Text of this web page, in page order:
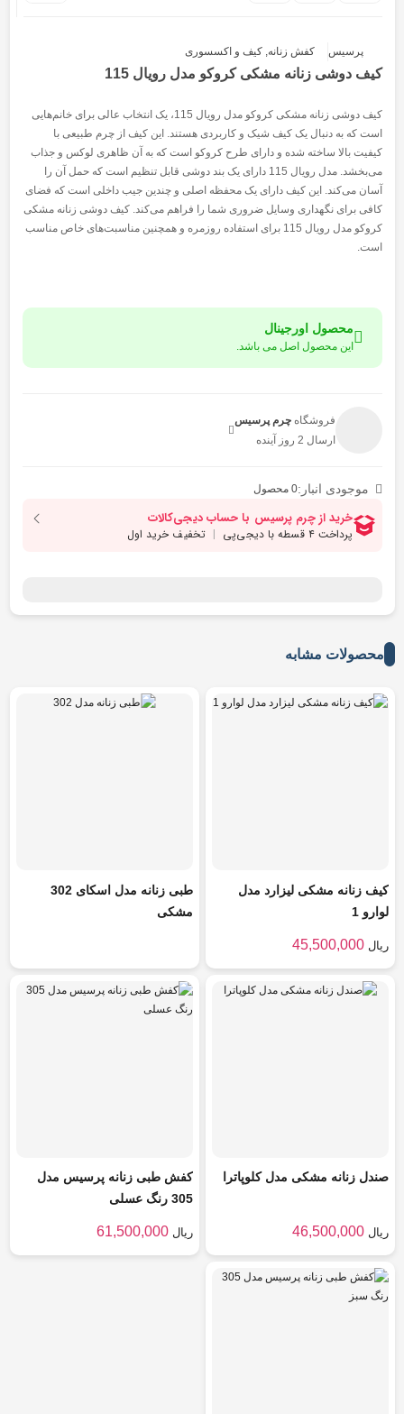
پرسیس کفش زنانه,کیف و اکسسوری
کیف دوشی زنانه مشکی کروکو مدل رویال 115
کیف دوشی زنانه مشکی کروکو مدل رویال 115، یک انتخاب عالی برای خانم‌هایی
است که به دنبال یک کیف شیک و کاربردی هستند. این کیف از چرم طبیعی با
کیفیت بالا ساخته شده و دارای طرح کروکو است که به آن ظاهری لوکس و جذاب
می‌بخشد. مدل رویال 115 دارای یک بند دوشی قابل تنظیم است که حمل آن را
آسان می‌کند. این کیف دارای یک محفظه اصلی و چندین جیب داخلی است که فضای
کافی برای نگهداری وسایل ضروری شما را فراهم می‌کند. کیف دوشی زنانه مشکی
کروکو مدل رویال 115 برای استفاده روزمره و همچنین مناسبت‌های خاص مناسب
است.
محصول اورجینال
این محصول اصل می باشد.
فروشگاهچرم پرسیس
ارسال 2 روز آینده
موجودی انبار:0 محصول
محصولات مشابه
کیف زنانه مشکی لیزارد مدل
لوارو 1
45,500,000 ریال
طبی زنانه مدل اسکای 302
مشکی
صندل زنانه مشکی مدل کلوپاترا
46,500,000 ریال
کفش طبی زنانه پرسیس مدل
305 رنگ عسلی
61,500,000 ریال